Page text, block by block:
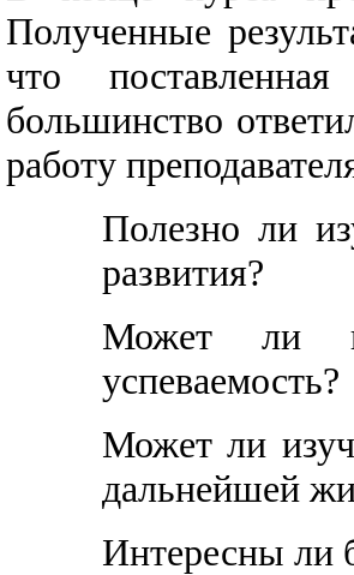
Полученные
что
большинство
работу
Полезно ли
развития?
Может ли
успеваемость?
Может ли
дальнейшей
Интересны ли